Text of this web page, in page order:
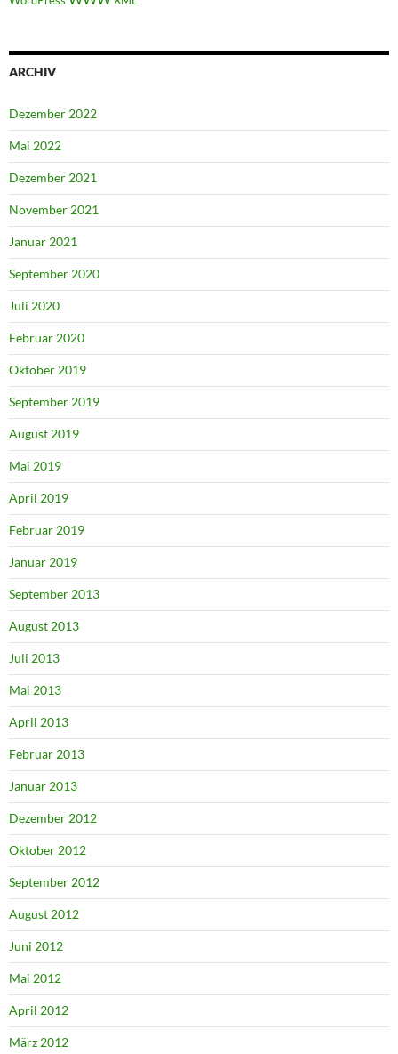
ARCHIV
Dezember 2022
Mai 2022
Dezember 2021
November 2021
Januar 2021
September 2020
Juli 2020
Februar 2020
Oktober 2019
September 2019
August 2019
Mai 2019
April 2019
Februar 2019
Januar 2019
September 2013
August 2013
Juli 2013
Mai 2013
April 2013
Februar 2013
Januar 2013
Dezember 2012
Oktober 2012
September 2012
August 2012
Juni 2012
Mai 2012
April 2012
März 2012